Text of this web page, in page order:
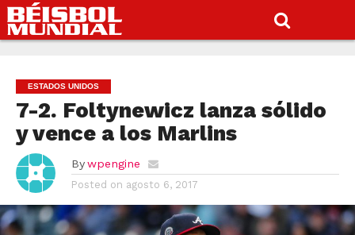
ESTADOS UNIDOS
7-2. Foltynewicz lanza sólido
y vence a los Marlins
By wpengine
Posted on agosto 6, 2017